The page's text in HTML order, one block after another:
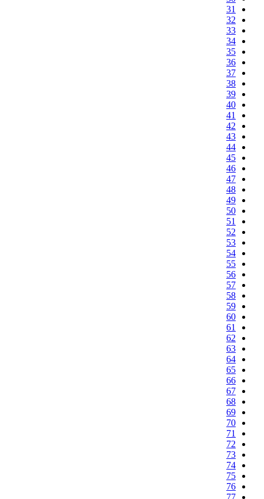
31
32
33
34
35
36
37
38
39
40
41
42
43
44
45
46
47
48
49
50
51
52
53
54
55
56
57
58
59
60
61
62
63
64
65
66
67
68
69
70
71
72
73
74
75
76
77